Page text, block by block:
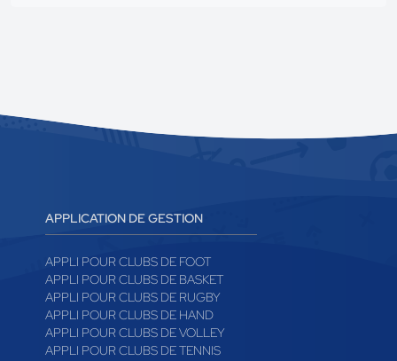
APPLICATION DE GESTION
APPLI POUR CLUBS DE FOOT
APPLI POUR CLUBS DE BASKET
APPLI POUR CLUBS DE RUGBY